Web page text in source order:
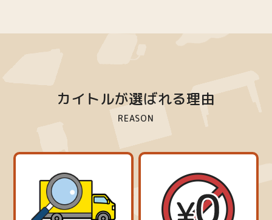
カイトルが選ばれる理由
REASON